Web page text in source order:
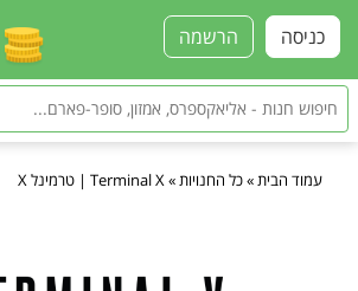
הרשמה כניסה
עמוד הבית »כל החנויות » Terminal X | טרמינל X